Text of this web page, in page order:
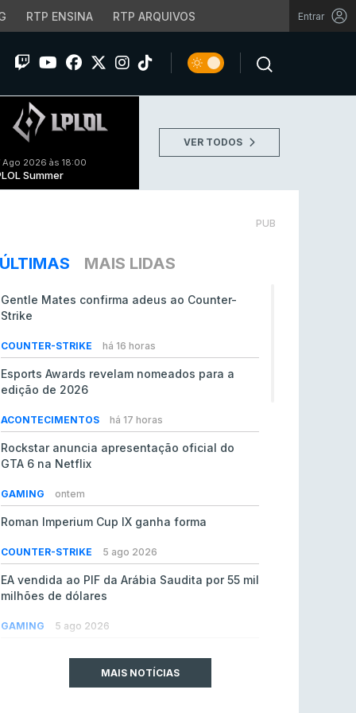
RTP ENSINA RTP ARQUIVOS Entrar
Ago 2026 às 18:00
Summer
VER TODOS
PUB
ÚLTIMAS MAIS LIDAS
Gentle Mates confirma adeus ao Counter-
Strike
COUNTER-STRIKE há 16 horas
Esports Awards revelam nomeados para a
edição de 2026
ACONTECIMENTOS há 17 horas
Rockstar anuncia apresentação oficial do
GTA 6 na Netflix
GAMING ontem
Roman Imperium Cup IX ganha forma
COUNTER-STRIKE 5 ago 2026
EA vendida ao PIF da Arábia Saudita por 55 mil
milhões de dólares
GAMING 5 ago 2026
MAIS NOTÍCIAS